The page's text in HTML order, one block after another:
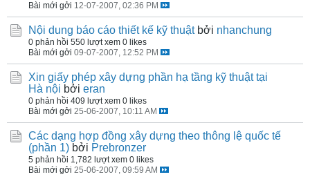
Bài mới gởi 12-07-2007, 02:36 PM
Nội dung báo cáo thiết kế kỹ thuật bởi nhanchung
0 phản hồi 550 lượt xem 0 likes
Bài mới gởi 09-07-2007, 12:52 PM
Xin giấy phép xây dựng phần hạ tầng kỹ thuật tại
Hà nội bởi eran
0 phản hồi 409 lượt xem 0 likes
Bài mới gởi 25-06-2007, 10:11 AM
Các dạng hợp đồng xây dựng theo thông lệ quốc tế
(phần 1) bởi Prebronzer
5 phản hồi 1,782 lượt xem 0 likes
Bài mới gởi 25-06-2007, 09:59 AM